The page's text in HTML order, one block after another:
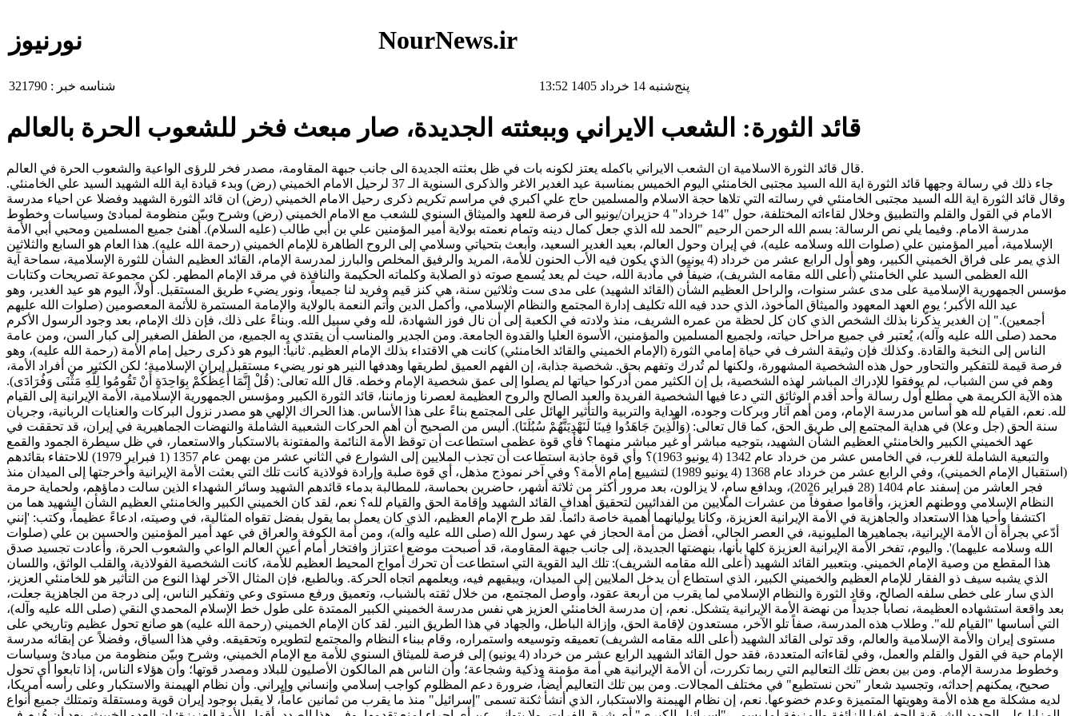
نورنیوز NourNews.ir
شناسه خبر : 321790 پنج‌شنبه 14 خرداد 1405 13:52
قائد الثورة: الشعب الايراني وببعثته الجديدة، صار مبعث فخر للشعوب الحرة بالعالم
قال قائد الثورة الاسلامية ان الشعب الايراني باكمله يعتز لكونه بات في ظل بعثته الجديدة الى جانب جبهة المقاومة، مصدر فخر للرؤى الواعية والشعوب الحرة في العالم.
جاء ذلك في رسالة وجهها قائد الثورة اية الله السيد مجتبى الخامنئي اليوم الخميس بمناسبة عيد الغدير الاغر والذكرى السنوية الـ 37 لرحيل الامام الخميني (رض) وبدء قيادة اية الله الشهيد السيد علي الخامنئي.
وقال قائد الثورة اية الله السيد مجتبى الخامنئي في رسالته التي تلاها حجة الاسلام والمسلمين حاج علي اكبري في مراسم تكريم ذكرى رحيل الامام الخميني (رض) ان قائد الثورة الشهيد وفضلا عن احياء مدرسة
الامام في القول والقلم والتطبيق وخلال لقاءاته المختلفة، حول "14 خرداد" 4 حزيران/يونيو الى فرصة للعهد والميثاق السنوي للشعب مع الامام الخميني (رض) وشرح وبيّن منظومة لمبادئ وسياسات وخطوط
مدرسة الامام. وفيما يلي نص الرسالة: بسم الله الرحمن الرحيم "الحمد لله الذي جعل كمال دينه وتمام نعمته بولاية أمير المؤمنين علي بن أبي طالب (عليه السلام). أهنئ جميع المسلمين ومحبي أبي الأمة
الإسلامية، أمير المؤمنين علي (صلوات الله وسلامه عليه)، في إيران وحول العالم، بعيد الغدير السعيد، وأبعث بتحياتي وسلامي إلى الروح الطاهرة للإمام الخميني (رحمة الله عليه). هذا العام هو السابع والثلاثين
الذي يمر على فراق الخميني الكبير، وهو أول الرابع عشر من خرداد (4 يونيو) الذي يكون فيه الأب الحنون للأمة، المريد والرفيق المخلص والبارز لمدرسة الإمام، القائد العظيم الشأن للثورة الإسلامية، سماحة آية
الله العظمى السيد علي الخامنئي (أعلى الله مقامه الشريف)، ضيفاً في مأدبة الله، حيث لم يعد يُسمع صوته ذو الصلابة وكلماته الحكيمة والنافذة في مرقد الإمام المطهر. لكن مجموعة تصريحات وكتابات
مؤسس الجمهورية الإسلامية على مدى عشر سنوات، والراحل العظيم الشأن (القائد الشهيد) على مدى ست وثلاثين سنة، هي كنز قيم وفريد لنا جميعاً، ونور يضيء طريق المستقبل. أولاً، اليوم هو عيد الغدير، وهو
عيد الله الأكبر؛ يوم العهد المعهود والميثاق المأخوذ، الذي حدد فيه الله تكليف إدارة المجتمع والنظام الإسلامي، وأكمل الدين وأتم النعمة بالولاية والإمامة المستمرة للأئمة المعصومين (صلوات الله عليهم
أجمعين)." إن الغدير يذكّرنا بذلك الشخص الذي كان كل لحظة من عمره الشريف، منذ ولادته في الكعبة إلى أن نال فوز الشهادة، لله وفي سبيل الله. وبناءً على ذلك، فإن ذلك الإمام، بعد وجود الرسول الأكرم
محمد (صلى الله عليه وآله)، يُعتبر في جميع مراحل حياته، ولجميع المسلمين والمؤمنين، الأسوة العليا والقدوة الجامعة. ومن الجدير والمناسب أن يقتدي به الجميع، من الطفل الصغير إلى كبار السن، ومن عامة
الناس إلى النخبة والقادة. وكذلك فإن وثيقة الشرف في حياة إمامي الثورة (الإمام الخميني والقائد الخامنئي) كانت هي الاقتداء بذلك الإمام العظيم. ثانياً: اليوم هو ذكرى رحيل إمام الأمة (رحمة الله عليه)، وهو
فرصة قيمة للتفكير والتحاور حول هذه الشخصية المشهورة، ولكنها لم تُدرك وتفهم بحق. شخصية جذابة، إن الفهم العميق لطريقها وهدفها النير هو نور يضيء مستقبل إيران الإسلامية؛ لكن الكثير من أفراد الأمة،
وهم في سن الشباب، لم يوفقوا للإدراك المباشر لهذه الشخصية، بل إن الكثير ممن أدركوا حياتها لم يصلوا إلى عمق شخصية الإمام وخطه. قال الله تعالى: (قُلْ إِنَّمَا أَعِظُكُمْ بِوَاحِدَةٍ أَنْ تَقُومُوا لِلَّهِ مَثْنَى وَفُرَادَى).
هذه الآية الكريمة هي مطلع أول رسالة وأحد أقدم الوثائق التي دعا فيها الشخصية الفريدة والعبد الصالح والروح العظيمة لعصرنا وزماننا، قائد الثورة الكبير ومؤسس الجمهورية الإسلامية، الأمة الإيرانية إلى القيام
لله. نعم، القيام لله هو أساس مدرسة الإمام، ومن أهم آثار وبركات وجوده، الهداية والتربية والتأثير الهائل على المجتمع بناءً على هذا الأساس. هذا الحراك الإلهي هو مصدر نزول البركات والعنايات الربانية، وجريان
سنة الحق (جل وعلا) في هداية المجتمع إلى طريق الحق، كما قال تعالى: (وَالَّذِينَ جَاهَدُوا فِينَا لَنَهْدِيَنَّهُمْ سُبُلَنَا). أليس من الصحيح أن أهم الحركات الشعبية الشاملة والنهضات الجماهيرية في إيران، قد تحققت في
عهد الخميني الكبير والخامنئي العظيم الشأن الشهيد، بتوجيه مباشر أو غير مباشر منهما؟ فأي قوة عظمى استطاعت أن توقظ الأمة النائمة والمفتونة بالاستكبار والاستعمار، في ظل سيطرة الجمود والقمع
والتبعية الشاملة للغرب، في الخامس عشر من خرداد عام 1342 (4 يونيو 1963)؟ وأي قوة جاذبة استطاعت أن تجذب الملايين إلى الشوارع في الثاني عشر من بهمن عام 1357 (1 فبراير 1979) للاحتفاء بقائدهم
(استقبال الإمام الخميني)، وفي الرابع عشر من خرداد عام 1368 (4 يونيو 1989) لتشييع إمام الأمة؟ وفي آخر نموذج مذهل، أي قوة صلبة وإرادة فولاذية كانت تلك التي بعثت الأمة الإيرانية وأخرجتها إلى الميدان منذ
فجر العاشر من إسفند عام 1404 (28 فبراير 2026)، وبدافع سامٍ، لا يزالون، بعد مرور أكثر من ثلاثة أشهر، حاضرين بحماسة، للمطالبة بدماء قائدهم الشهيد وسائر الشهداء الذين سالت دماؤهم، ولحماية حرمة
النظام الإسلامي ووطنهم العزيز، وأقاموا صفوفاً من عشرات الملايين من الفدائيين لتحقيق أهداف القائد الشهيد وإقامة الحق والقيام لله؟ نعم، لقد كان الخميني الكبير والخامنئي العظيم الشأن الشهيد هما من
اكتشفا وأحيا هذا الاستعداد والجاهزية في الأمة الإيرانية العزيزة، وكانا يوليانهما أهمية خاصة دائماً. لقد طرح الإمام العظيم، الذي كان يعمل بما يقول بفضل تقواه المثالية، في وصيته، ادعاءً عظيماً، وكتب: 'إنني
أدّعي بجرأة أن الأمة الإيرانية، بجماهيرها المليونية، في العصر الحالي، أفضل من أمة الحجاز في عهد رسول الله (صلى الله عليه وآله)، ومن أمة الكوفة والعراق في عهد أمير المؤمنين والحسين بن علي (صلوات
الله وسلامه عليهما)'. واليوم، تفخر الأمة الإيرانية العزيزة كلها بأنها، بنهضتها الجديدة، إلى جانب جبهة المقاومة، قد أصبحت موضع اعتزاز وافتخار أمام أعين العالم الواعي والشعوب الحرة، وأعادت تجسيد صدق
هذا المقطع من وصية الإمام الخميني. وبتعبير القائد الشهيد (أعلى الله مقامه الشريف): تلك اليد القوية التي استطاعت أن تحرك أمواج المحيط العظيم للأمة، كانت الشخصية الفولاذية، والقلب الواثق، واللسان
الذي يشبه سيف ذو الفقار للإمام العظيم والخميني الكبير، الذي استطاع أن يدخل الملايين إلى الميدان، ويبقيهم فيه، ويعلمهم اتجاه الحركة. وبالطبع، فإن المثال الآخر لهذا النوع من التأثير هو للخامنئي العزيز،
الذي سار على خطى سلفه الصالح، وقاد الثورة والنظام الإسلامي لما يقرب من أربعة عقود، وأوصل المجتمع، من خلال ثقته بالشباب، وتعميق ورفع مستوى وعي وتفكير الناس، إلى درجة من الجاهزية جعلت،
بعد واقعة استشهاده العظيمة، نصاباً جديداً من نهضة الأمة الإيرانية يتشكل. نعم، إن مدرسة الخامنئي العزيز هي نفس مدرسة الخميني الكبير الممتدة على طول خط الإسلام المحمدي النقي (صلى الله عليه وآله)،
التي أساسها "القيام لله". وطلاب هذه المدرسة، صفاً تلو الآخر، مستعدون لإقامة الحق، وإزالة الباطل، والجهاد في هذا الطريق النير. لقد كان الإمام الخميني (رحمة الله عليه) هو صانع تحول عظيم وتاريخي على
مستوى إيران والأمة الإسلامية والعالم، وقد تولى القائد الشهيد (أعلى الله مقامه الشريف) تعميقه وتوسيعه واستمراره، وقام ببناء النظام والمجتمع لتطويره وتحقيقه. وفي هذا السياق، وفضلاً عن إبقائه مدرسة
الإمام حية في القول والقلم والعمل، وفي لقاءاته المتعددة، فقد حول القائد الشهيد الرابع عشر من خرداد (4 يونيو) إلى فرصة للميثاق السنوي للأمة مع الإمام الخميني، وشرح وبيّن منظومة من مبادئ وسياسات
وخطوط مدرسة الإمام. ومن بين بعض تلك التعاليم التي ربما تكررت، أن الأمة الإيرانية هي أمة مؤمنة وذكية وشجاعة؛ وأن الناس هم المالكون الأصليون للبلاد ومصدر قوتها؛ وأن هؤلاء الناس، إذا تابعوا أي تحول
صحيح، يمكنهم إحداثه، وتجسيد شعار "نحن نستطيع" في مختلف المجالات. ومن بين تلك التعاليم أيضاً، ضرورة دعم المظلوم كواجب إسلامي وإنساني وإيراني. وأن نظام الهيمنة والاستكبار وعلى رأسه أمريكا،
لديه مشكلة مع هذه الأمة وهويتها المتميزة وعدم خضوعها. نعم، إن نظام الهيمنة والاستكبار، الذي أنشأ ثكنة تسمى "إسرائيل" منذ ما يقرب من ثمانين عاماً، لا يقبل بوجود إيران قوية ومستقلة وتمتلك جميع أنواع